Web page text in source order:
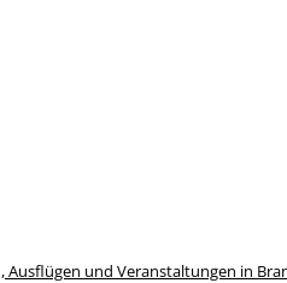
Ausflügen und Veranstaltungen in